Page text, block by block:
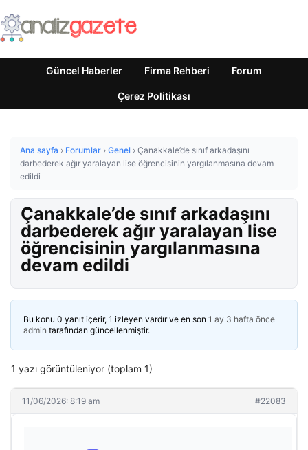
Güncel Haberler Firma Rehberi Forum
Çerez Politikası
Ana sayfa › Forumlar › Genel › Çanakkale’de sınıf arkadaşını
darbederek ağır yaralayan lise öğrencisinin yargılanmasına devam
edildi
Çanakkale’de sınıf arkadaşını
darbederek ağır yaralayan lise
öğrencisinin yargılanmasına
devam edildi
Bu konu 0 yanıt içerir, 1 izleyen vardır ve en son 1 ay 3 hafta önce
admin tarafından güncellenmiştir.
1 yazı görüntüleniyor (toplam 1)
11/06/2026: 8:19 am #22083